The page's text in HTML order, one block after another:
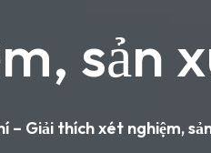
sản
– Giải thích xét nghiệm,